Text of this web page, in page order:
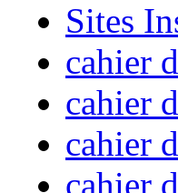
Sites
cahier
cahier
cahier
cahier